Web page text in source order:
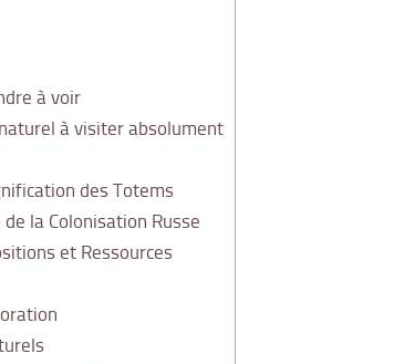
à voir
à visiter absolument
des Totems
la Colonisation Russe
et Ressources